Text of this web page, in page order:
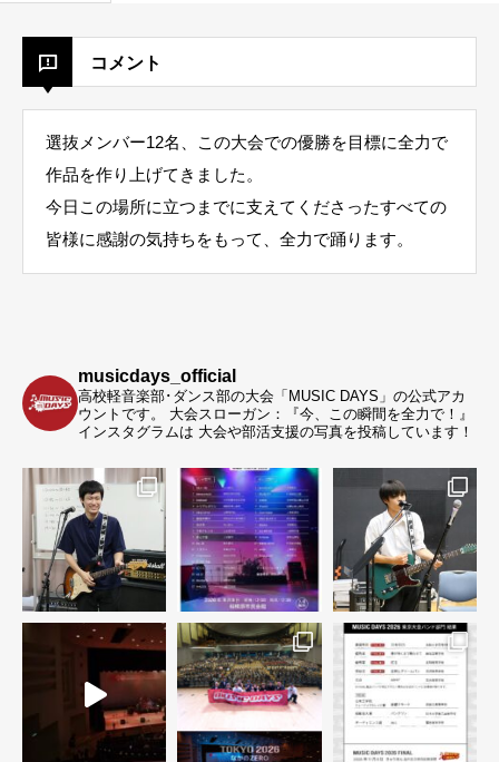
コメント
選抜メンバー12名、この大会での優勝を目標に全力で
作品を作り上げてきました。
今日この場所に立つまでに支えてくださったすべての
皆様に感謝の気持ちをもって、全力で踊ります。
musicdays_official
高校軽音楽部･ダンス部の大会「MUSIC DAYS」の公式アカ
ウントです。
大会スローガン：『今、この瞬間を全力で！』
インスタグラムは 大会や部活支援の写真を投稿しています！